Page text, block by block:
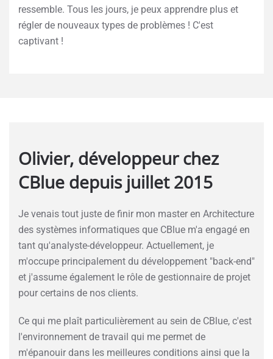
ressemble. Tous les jours, je peux apprendre plus et
régler de nouveaux types de problèmes ! C'est
captivant !
Olivier, développeur chez
CBlue depuis juillet 2015
Je venais tout juste de finir mon master en Architecture
des systèmes informatiques que CBlue m'a engagé en
tant qu'analyste-développeur. Actuellement, je
m'occupe principalement du développement "back-end"
et j'assume également le rôle de gestionnaire de projet
pour certains de nos clients.
Ce qui me plaît particulièrement au sein de CBlue, c'est
l'environnement de travail qui me permet de
m'épanouir dans les meilleures conditions ainsi que la